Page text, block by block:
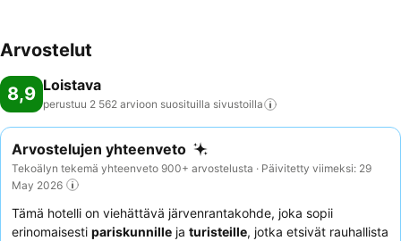
Arvostelut
8,9 Loistava
perustuu 2 562 arvioon suosituilla sivustoilla
Arvostelujen yhteenveto
Tekoälyn tekemä yhteenveto 900+ arvostelusta · Päivitetty viimeksi: 29
May 2026
Tämä hotelli on viehättävä järvenrantakohde, joka sopii
erinomaisesti pariskunnille ja turisteille, jotka etsivät rauhallista